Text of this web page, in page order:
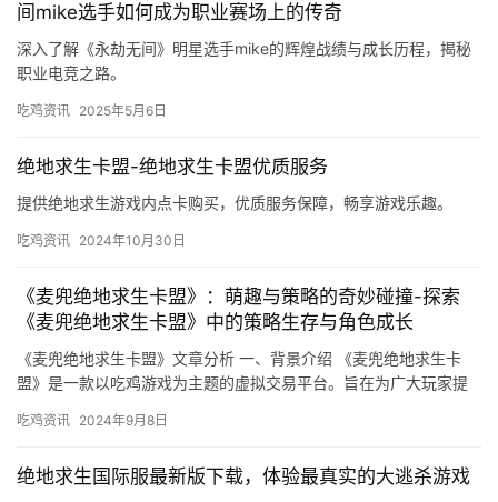
间mike选手如何成为职业赛场上的传奇
深入了解《永劫无间》明星选手mike的辉煌战绩与成长历程，揭秘
职业电竞之路。
吃鸡资讯 2025年5月6日
绝地求生卡盟-绝地求生卡盟优质服务
提供绝地求生游戏内点卡购买，优质服务保障，畅享游戏乐趣。
吃鸡资讯 2024年10月30日
《麦兜绝地求生卡盟》：萌趣与策略的奇妙碰撞-探索
《麦兜绝地求生卡盟》中的策略生存与角色成长
《麦兜绝地求生卡盟》文章分析 一、背景介绍 《麦兜绝地求生卡
盟》是一款以吃鸡游戏为主题的虚拟交易平台。旨在为广大玩家提
吃鸡资讯 2024年9月8日
绝地求生国际服最新版下载，体验最真实的大逃杀游戏